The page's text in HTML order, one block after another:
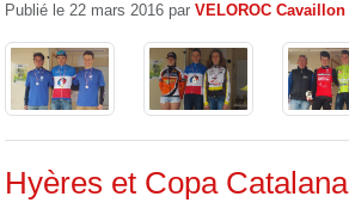
Publié le 22 mars 2016 par VELOROC Cavaillon
Hyères et Copa Catalana